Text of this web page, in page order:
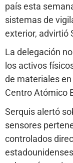
país esta
sistemas de
exterior, advirtió
La delegación
los activos
de materiales
Centro Atómico
Serquis alertó
sensores
controlados